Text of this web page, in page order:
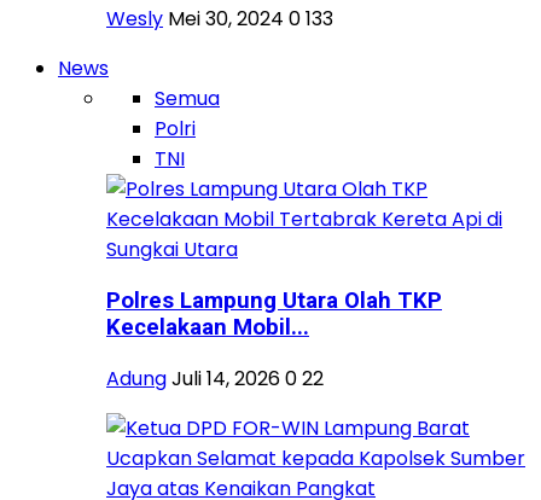
Wesly Mei 30, 2024 0133
News
Semua
Polri
TNI
Polres Lampung Utara Olah TKP
Kecelakaan Mobil...
AdungJuli 14, 2026022